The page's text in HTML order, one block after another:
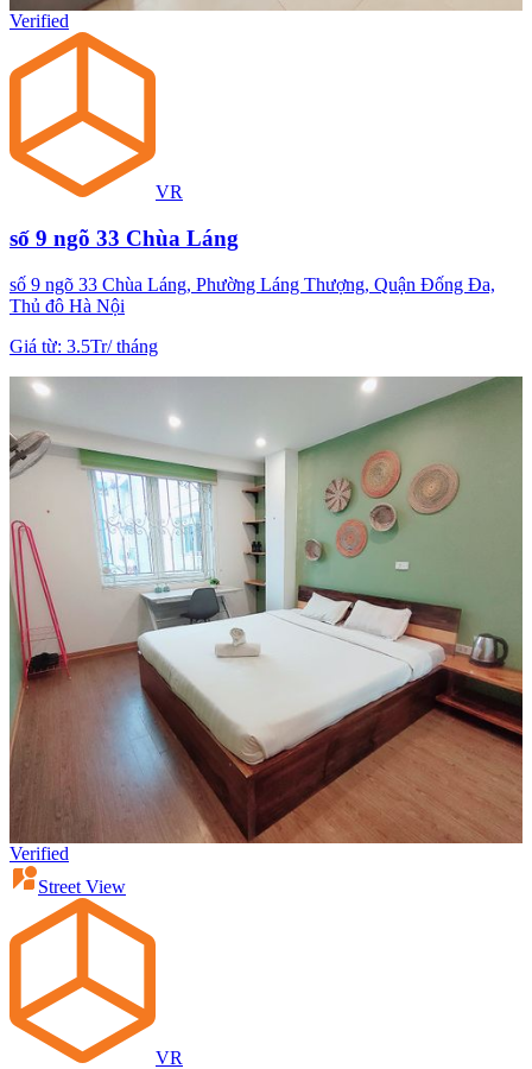
Verified
VR
số 9 ngõ 33 Chùa Láng
số 9 ngõ 33 Chùa Láng, Phường Láng Thượng, Quận Đống Đa,
Thủ đô Hà Nội
Giá từ: 3.5Tr/tháng
Verified
Street View
VR